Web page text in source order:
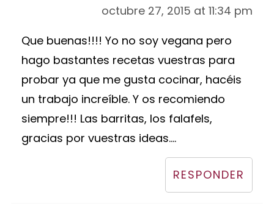
octubre 27, 2015 at 11:34 pm
Que buenas!!!! Yo no soy vegana pero
hago bastantes recetas vuestras para
probar ya que me gusta cocinar, hacéis
un trabajo increíble. Y os recomiendo
siempre!!! Las barritas, los falafels,
gracias por vuestras ideas....
RESPONDER